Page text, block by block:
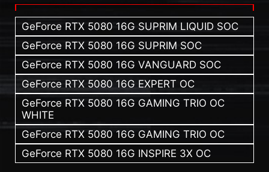
GeForce RTX 5080 16G SUPRIM LIQUID SOC
GeForce RTX 5080 16G SUPRIM SOC
GeForce RTX 5080 16G VANGUARD SOC
GeForce RTX 5080 16G EXPERT OC
GeForce RTX 5080 16G GAMING TRIO OC
WHITE
GeForce RTX 5080 16G GAMING TRIO OC
GeForce RTX 5080 16G INSPIRE 3X OC